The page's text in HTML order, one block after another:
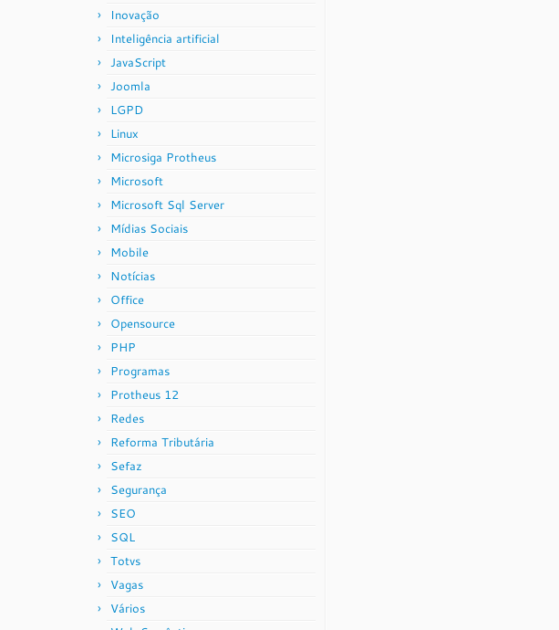
Inovação
Inteligência artificial
JavaScript
Joomla
LGPD
Linux
Microsiga Protheus
Microsoft
Microsoft Sql Server
Mídias Sociais
Mobile
Notícias
Office
Opensource
PHP
Programas
Protheus 12
Redes
Reforma Tributária
Sefaz
Segurança
SEO
SQL
Totvs
Vagas
Vários